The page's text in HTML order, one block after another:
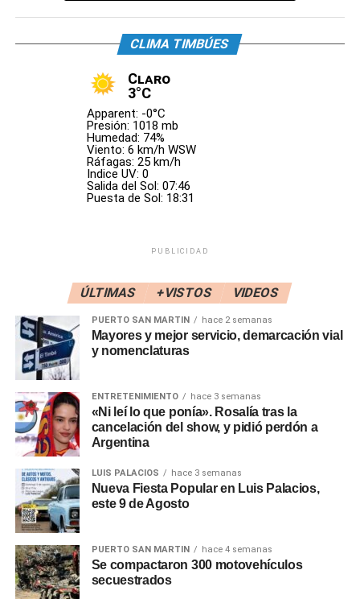
de perfil al nuevo logotipo de la compañía, que describió
desde sus inicios, cuando la compañía compró el diseño
de un pájaro azul claro por 15 dólares, según el sitio web
de diseño Creative Bloq.
Yaccarino, ejecutiva de ventas de publicidad en
red social está a punto de multiplicar su alcance.
«Potenciada con IA (inteligencia artificial), X nos
dijo Yaccarino el domingo en Twitter.
Desde que el multimillonario compró en octubre la
aplicación por 44.000 millones de dólares, los negocios de
publicidad colapsaron parcialmente cuando los
anunciantes que rechazaron despidos masivos que
destriparon la moderación de contenidos y con el estilo
de gestión de Musk.
En respuesta, el magnate introdujo servicios de pago en la
plataforma con el fin de obtener nuevos ingresos.
El fundador de Tesla, de 52 años, dijo previamente que su
toma de control de Twitter el año pasado fue «un
acelerador para crear X, la aplicación de todo», una
CLIMA TIMBÚES
Claro
3°C
Apparent: -0°C
Presión: 1018 mb
Humedad: 74%
Viento: 6 km/h WSW
Ráfagas: 25 km/h
Indice UV: 0
Salida del Sol: 07:46
Puesta de Sol: 18:31
PUBLICIDAD
ÚLTIMAS +VISTOS VIDEOS
PUERTO SAN MARTIN hace 2 semanas
Mayores y mejor servicio, demarcación vial
y nomenclaturas
ENTRETENIMIENTO hace 3 semanas
«Ni leí lo que ponía». Rosalía tras la
cancelación del show, y pidió perdón a
Argentina
LUIS PALACIOS hace 3 semanas
Nueva Fiesta Popular en Luis Palacios,
este 9 de Agosto
PUERTO SAN MARTIN hace 4 semanas
Se compactaron 300 motovehículos
secuestrados